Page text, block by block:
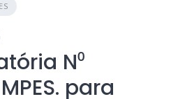
N⁰
para